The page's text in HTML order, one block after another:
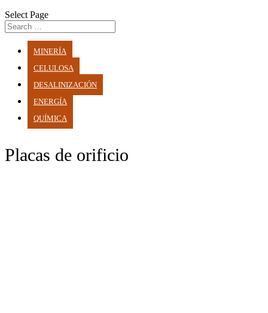
Select Page
MINERÍA
CELULOSA
DESALINIZACIÓN
ENERGÍA
QUÍMICA
Placas de orificio